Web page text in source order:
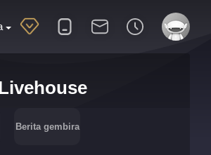
Berita gembira